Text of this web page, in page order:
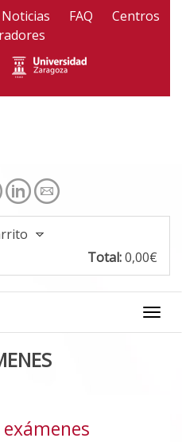
Noticias FAQ
Centros
Total:0,00€